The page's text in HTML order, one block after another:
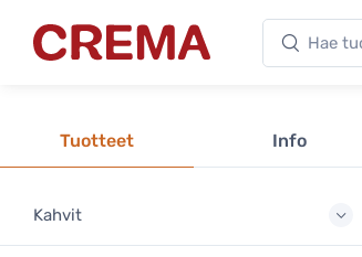
Crema Hae tuotteita
Tuotteet Info
Kahvit